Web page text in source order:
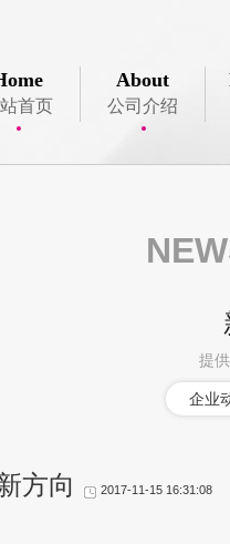
首页
About
公司介绍
提
企业
方向 2017-11-15 16:31:08